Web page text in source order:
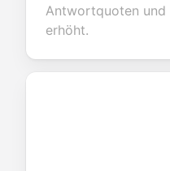
Antwortquoten und
erhöht.